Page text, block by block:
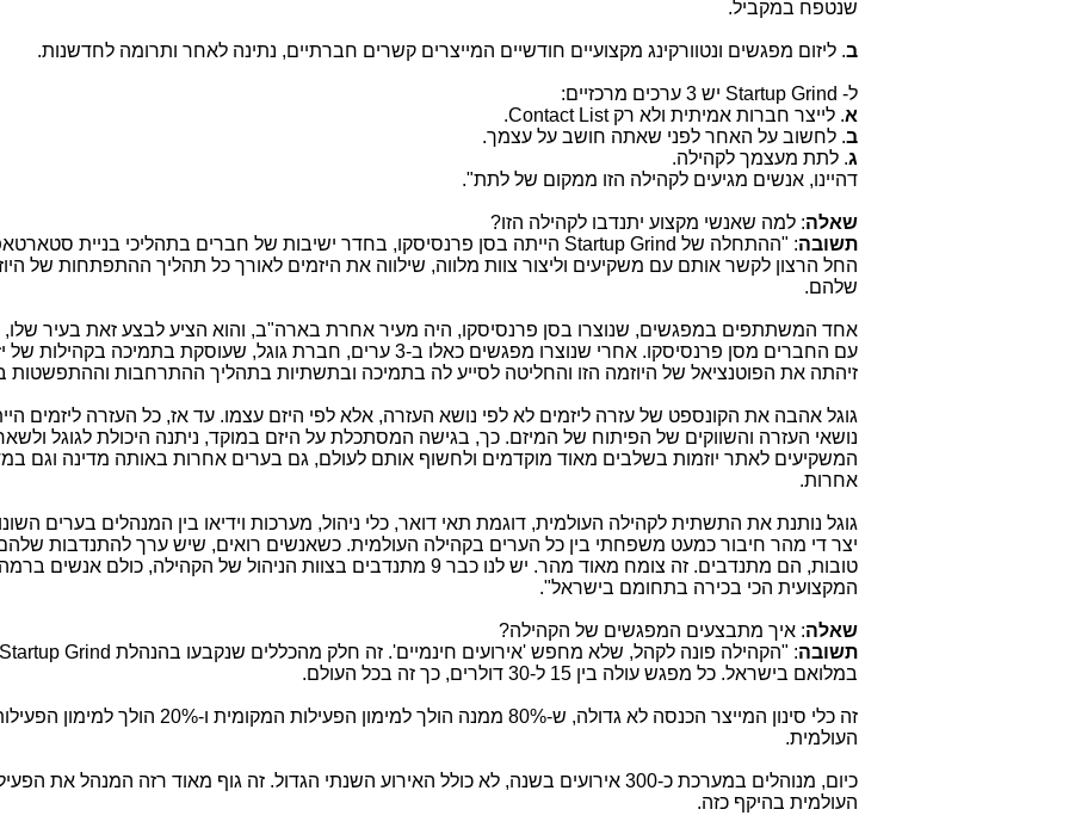
שנטפח במקביל.
ב. ליזום מפגשים ונטוורקינג מקצועיים חודשיים המייצרים קשרים חברתיים, נתינה לאחר ותרומה לחדשנות.
ל- Startup Grind יש 3 ערכים מרכזיים:
א. לייצר חברות אמיתית ולא רקContact List
.
ב. לחשוב על האחר לפני שאתה חושב על עצמך.
ג. לתת מעצמך לקהילה.
דהיינו, אנשים מגיעים לקהילה הזו ממקום של לתת".
שאלה: למה שאנשי מקצוע יתנדבו לקהילה הזו?
תשובה: "ההתחלה של Startup Grind הייתה בסן פרנסיסקו, בחדר ישיבות של חברים בתהליכי בניית
החל הרצון לקשר אותם עם משקיעים וליצור צוות מלווה, שילווה את היזמים לאורך כל תהליך ההתפתחות של
שלהם.
אחד המשתתפים במפגשים, שנוצרו בסן פרנסיסקו, היה מעיר אחרת בארה"ב, והוא הציע לבצע זאת בעיר שלו,
עם החברים מסן פרנסיסקו. אחרי שנוצרו מפגשים כאלו ב-3 ערים, חברת גוגל, שעוסקת בתמיכה
זיהתה את הפוטנציאל של היוזמה הזו והחליטהלסייע לה בתמיכה ובתשתיות בתהליך ההתרחבות וההתפשטות
גוגל אהבה את הקונספט של עזרה ליזמים לא לפי נושא העזרה, אלא לפי היזם עצמו. עד אז, כל העזרה ליזמים
נושאי העזרה והשווקים של הפיתוח של המיזם. כך, בגישה המסתכלת על היזם במוקד, ניתנה היכולת לגוגל
המשקיעים לאתר יוזמות בשלבים מאוד מוקדמים ולחשוף אותם לעולם, גם בערים אחרות באותה מדינה וגם
אחרות.
גוגל נותנת את התשתית לקהילה העולמית, דוגמת תאי דואר, כלי ניהול, מערכות וידיאו בין המנהלים בערים
יצר די מהר חיבור כמעט משפחתי בין כל הערים בקהילה העולמית. כשאנשים רואים, שיש ערך להתנדבות
טובות, הם מתנדבים. זה צומח מאוד מהר. יש לנו כבר 9 מתנדבים בצוות הניהול של הקהילה, כולם אנשים ברמה
המקצועית הכי בכירה בתחומם בישראל".
שאלה: איך מתבצעים המפגשים של הקהילה?
תשובה: "הקהילה פונה לקהל, שלא מחפש 'אירועים חינמיים'. זה חלק מהכללים שנקבעו בהנהלת Startup Grind
במלואם בישראל. כל מפגש עולה בין 15 ל-30 דולרים, כך זה בכל העולם.
זה כלי סינון המייצר הכנסה לא גדולה, ש-80% ממנה הולך למימון הפעילות המקומית ו-20% הולך למימון
העולמית.
כיום, מנוהלים במערכת כ-300 אירועים בשנה, לא כולל האירוע השנתי הגדול. זה גוף מאוד רזה המנהל את
העולמית בהיקף כזה.